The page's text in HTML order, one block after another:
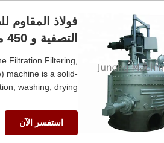
التصفية و 450 ملم ارتفاع الكعكة المرشح
Filtration Filtering,
machine is a solid-
washing, drying ...
استفسر الآن